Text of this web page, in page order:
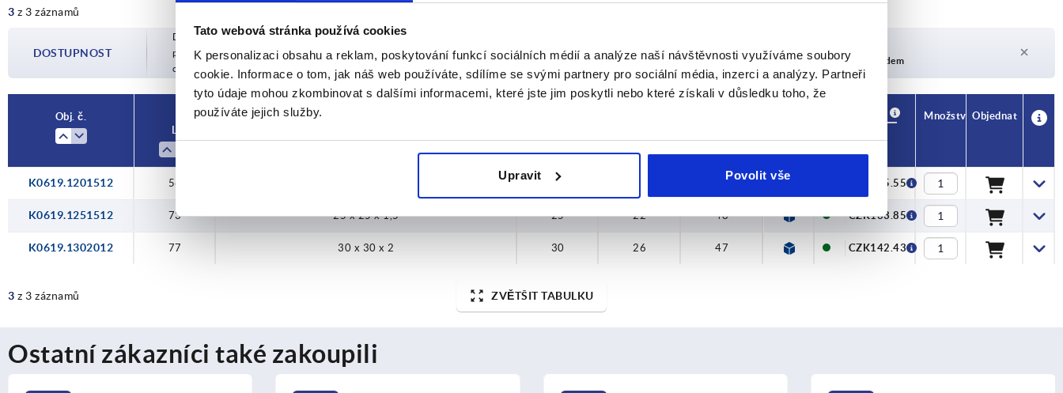
Tato webová stránka používá cookies
K personalizaci obsahu a reklam, poskytování funkcí sociálních médií a analýze naší návštěvnosti využíváme soubory
cookie. Informace o tom, jak náš web používáte, sdílíme se svými partnery pro sociální média, inzerci a analýzy. Partneři
tyto údaje mohou zkombinovat s dalšími informacemi, které jste jim poskytli nebo které získali v důsledku toho, že
používáte jejich služby.
Upravit Povolit vše
73
3 z 3 záznamů
DOSTUPNOST
Dostupnost je aktualizována několikrát denně v pravidelných intervalech. O
potvrzeném datu odeslání budete informováni v posledním kroku před dokončením
objednávky.
4-20 Dní
V současné době není skladem
Obj. č.
L
Množství Objednat
K0619.1201512 56 20 36 CZK125.55
K0619.1251512 73 25 x 25 x 1,5 25 22 48 CZK133.85
K0619.1302012 77 30 x 30 x 2 30 26 47 CZK142.43
3 z 3 záznamů ZVĚTŠIT TABULKU
Ostatní zákazníci také zakoupili